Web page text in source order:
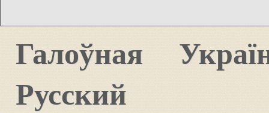
Галоўная
Русский